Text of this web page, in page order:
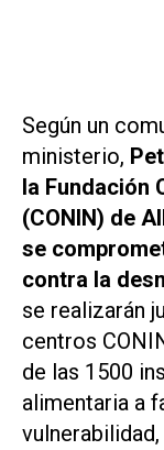
Según un
ministerio,
la Fundación
(CONIN) de
se
contra la
se realizarán
centros
de las 1500
alimentaria a